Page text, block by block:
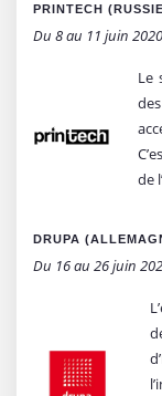
PRINTECH
Du 8 au 11 juin
Le
de
DRUPA
Du 16 au 26 juin